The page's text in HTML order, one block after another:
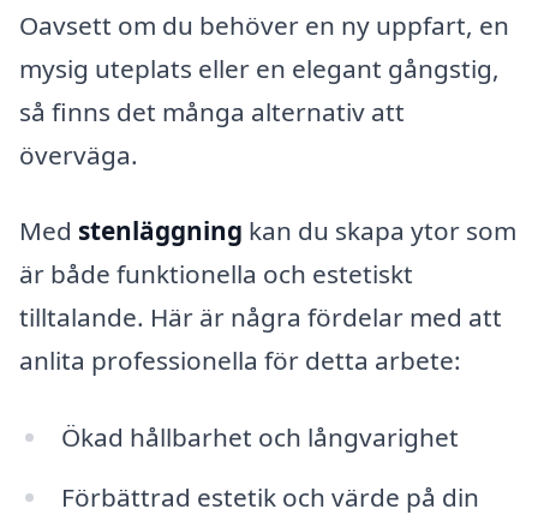
Oavsett om du behöver en ny uppfart, en
mysig uteplats eller en elegant gångstig,
så finns det många alternativ att
överväga.
Med stenläggning kan du skapa ytor som
är både funktionella och estetiskt
tilltalande. Här är några fördelar med att
anlita professionella för detta arbete:
Ökad hållbarhet och långvarighet
Förbättrad estetik och värde på din